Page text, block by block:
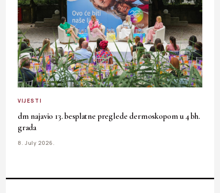
VIJESTI
dm najavio 13. besplatne preglede dermoskopom u 4 bh.
grada
8. July 2026.